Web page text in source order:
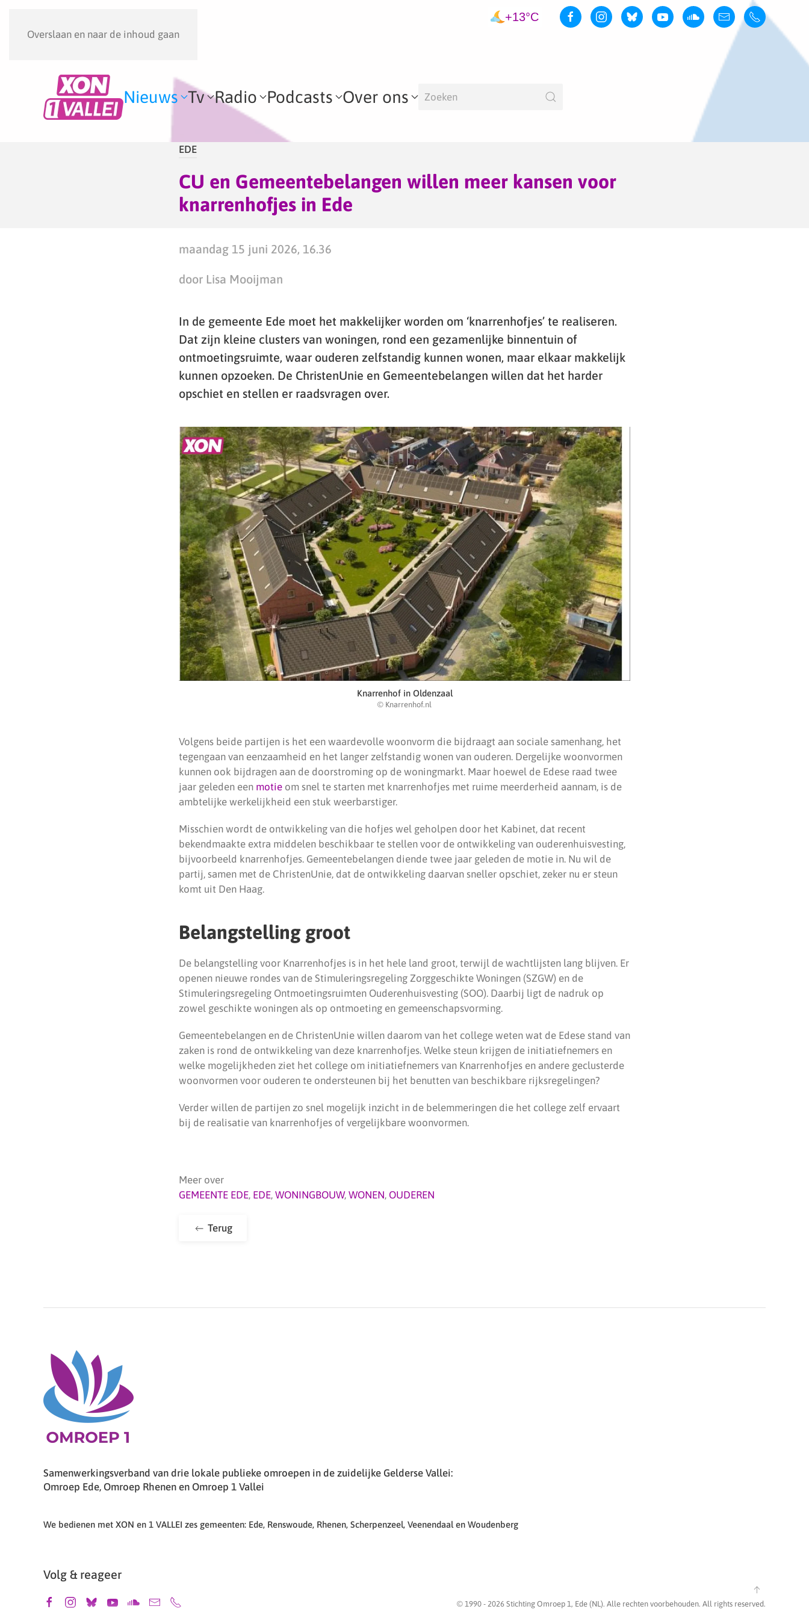
Overslaan en naar de inhoud gaan
+13°C
Nieuws Tv Radio Podcasts Over ons
EDE
CU en Gemeentebelangen willen meer kansen voor
knarrenhofjes in Ede
maandag 15 juni 2026, 16.36
door Lisa Mooijman
In de gemeente Ede moet het makkelijker worden om ‘knarrenhofjes’ te realiseren.
Dat zijn kleine clusters van woningen, rond een gezamenlijke binnentuin of
ontmoetingsruimte, waar ouderen zelfstandig kunnen wonen, maar elkaar makkelijk
kunnen opzoeken. De ChristenUnie en Gemeentebelangen willen dat het harder
opschiet en stellen er raadsvragen over.
Knarrenhof in Oldenzaal
© Knarrenhof.nl
Volgens beide partijen is het een waardevolle woonvorm die bijdraagt aan sociale samenhang, het
tegengaan van eenzaamheid en het langer zelfstandig wonen van ouderen. Dergelijke woonvormen
kunnen ook bijdragen aan de doorstroming op de woningmarkt. Maar hoewel de Edese raad twee
jaar geleden een motie om snel te starten met knarrenhofjes met ruime meerderheid aannam, is de
ambtelijke werkelijkheid een stuk weerbarstiger.
Misschien wordt de ontwikkeling van die hofjes wel geholpen door het Kabinet, dat recent
bekendmaakte extra middelen beschikbaar te stellen voor de ontwikkeling van ouderenhuisvesting,
bijvoorbeeld knarrenhofjes. Gemeentebelangen diende twee jaar geleden de motie in. Nu wil de
partij, samen met de ChristenUnie, dat de ontwikkeling daarvan sneller opschiet, zeker nu er steun
komt uit Den Haag.
Belangstelling groot
De belangstelling voor Knarrenhofjes is in het hele land groot, terwijl de wachtlijsten lang blijven. Er
openen nieuwe rondes van de Stimuleringsregeling Zorggeschikte Woningen (SZGW) en de
Stimuleringsregeling Ontmoetingsruimten Ouderenhuisvesting (SOO). Daarbij ligt de nadruk op
zowel geschikte woningen als op ontmoeting en gemeenschapsvorming.
Gemeentebelangen en de ChristenUnie willen daarom van het college weten wat de Edese stand van
zaken is rond de ontwikkeling van deze knarrenhofjes. Welke steun krijgen de initiatiefnemers en
welke mogelijkheden ziet het college om initiatiefnemers van Knarrenhofjes en andere geclusterde
woonvormen voor ouderen te ondersteunen bij het benutten van beschikbare rijksregelingen?
Verder willen de partijen zo snel mogelijk inzicht in de belemmeringen die het college zelf ervaart
bij de realisatie van knarrenhofjes of vergelijkbare woonvormen.
Meer over
GEMEENTE EDE, EDE, WONINGBOUW, WONEN, OUDEREN
Terug
Samenwerkingsverband van drie lokale publieke omroepen in de zuidelijke Gelderse Vallei:
Omroep Ede, Omroep Rhenen en Omroep 1 Vallei
We bedienen met XON en 1 VALLEI zes gemeenten: Ede, Renswoude, Rhenen, Scherpenzeel, Veenendaal en Woudenberg
Volg & reageer
© 1990 - 2026 Stichting Omroep 1, Ede (NL). Alle rechten voorbehouden. All rights reserved.